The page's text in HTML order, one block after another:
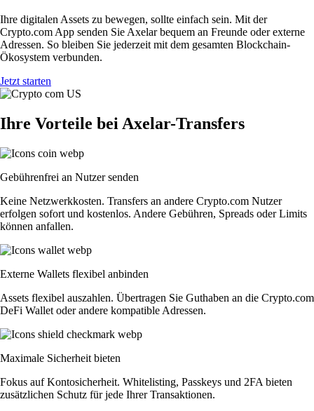
Ihre digitalen Assets zu bewegen, sollte einfach sein. Mit der
Crypto.com App senden Sie Axelar bequem an Freunde oder externe
Adressen. So bleiben Sie jederzeit mit dem gesamten Blockchain-
Ökosystem verbunden.
Jetzt starten
Ihre Vorteile bei Axelar-Transfers
Gebührenfrei an Nutzer senden
Keine Netzwerkkosten. Transfers an andere Crypto.com Nutzer
erfolgen sofort und kostenlos. Andere Gebühren, Spreads oder Limits
können anfallen.
Externe Wallets flexibel anbinden
Assets flexibel auszahlen. Übertragen Sie Guthaben an die Crypto.com
DeFi Wallet oder andere kompatible Adressen.
Maximale Sicherheit bieten
Fokus auf Kontosicherheit. Whitelisting, Passkeys und 2FA bieten
zusätzlichen Schutz für jede Ihrer Transaktionen.